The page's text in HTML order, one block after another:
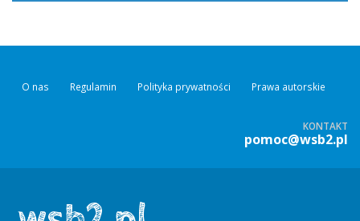
O nas Regulamin Polityka prywatności Prawa autorskie
KONTAKT
pomoc@wsb2.pl